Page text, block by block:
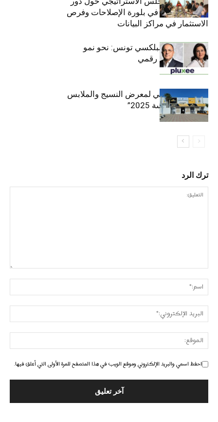
القطاع الخاص في بلورة الإصلاحات وفرص
الاستثمار في مراكز البيانات
قيادة مزدوجة لبلكسي تونس: نحو نمو
متسارع وتحول رقمي
الافتتاح الرسمي لمعرض النسيج والملابس
“إنترتكس سوسة 2025”
ترك الرد
احفظ اسمي والبريد الإلكتروني وموقع الويب في هذا المتصفح للمرة الأولى التي أعلق فيها.